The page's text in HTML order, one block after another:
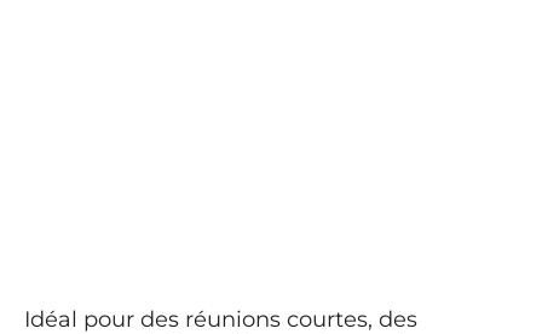
Idéal pour des réunions courtes, des